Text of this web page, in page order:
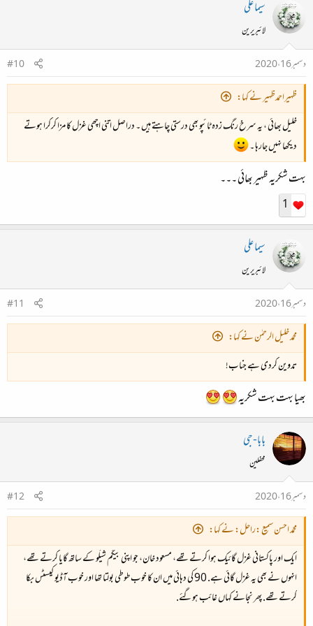
سیما علی
لائبریرین
دسمبر 16، 2020
#10
ظہیراحمدظہیر نے کہا:
خلیل بھائی ، یہ سرخ رنگ زدہ ٹائپو بھی درستی چاہتے ہیں ۔ دراصل اتنی اچھی غزل کا مزا کرکرا ہوتے
دیکھا نہیں جارہا ۔
بہت شکریہ ظہیر بھائی ۔۔۔
1
سیما علی
لائبریرین
دسمبر 16، 2020
#11
محمد خلیل الرحمٰن نے کہا:
تدوین کردی ہے جناب!
بھیا بہت بہت شکریہ
بابا-جی
محفلین
دسمبر 16، 2020
#12
محمّد احسن سمیع :راحل: نے کہا:
ایک اور پاکستانی غزل گائیک ہوا کرتے تھے، مسعود خان، جو اپنی بیگم شیلُو کے ساتھ گایا کرتے تھے،
انہوں نے بھی یہ غزل گائی ہے. 90 کی دہائی میں ان کا خوب طوطی بولتا تھا اور خوب آڈیو کیسٹس بکا
کرتے تھے. پھر نجانے کہاں غائب ہوگئے.